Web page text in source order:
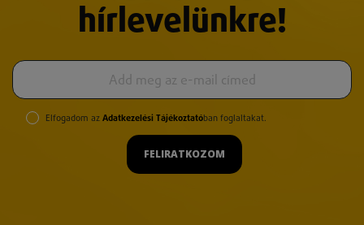
hírlevelünkre!
Elfogadom az Adatkezelési Tájékoztatóban foglaltakat.
FELIRATKOZOM